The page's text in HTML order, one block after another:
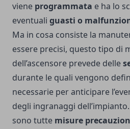
viene programmata e ha lo
eventuali guasti o
Ma in cosa consiste la
essere precisi, questo tipo di
dell’ascensore prevede delle
durante le quali vengono
necessarie per anticipare
degli ingranaggi
sono tutte misure